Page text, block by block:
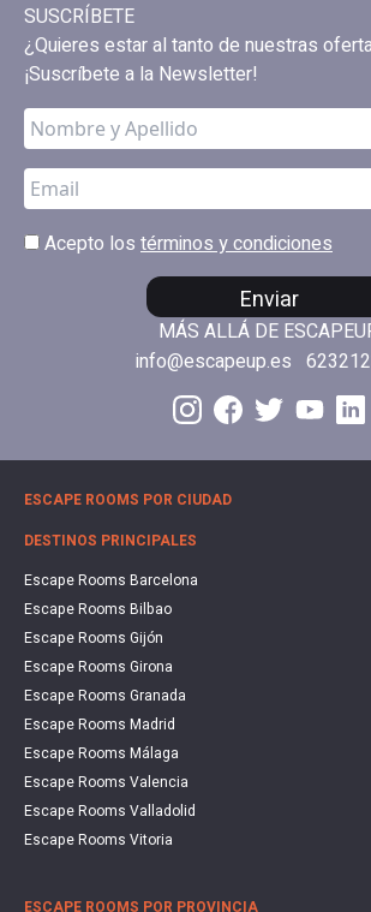
SUSCRÍBETE
¿Quieres estar al tanto de nuestras
¡Suscríbete a la Newsletter!
Acepto los términos y condiciones
Enviar
MÁS ALLÁ DE
info@escapeup.es
ESCAPE ROOMS POR CIUDAD
DESTINOS PRINCIPALES
Escape Rooms Barcelona
Escape Rooms Bilbao
Escape Rooms Gijón
Escape Rooms Girona
Escape Rooms Granada
Escape Rooms Madrid
Escape Rooms Málaga
Escape Rooms Valencia
Escape Rooms Valladolid
Escape Rooms Vitoria
ESCAPE ROOMS POR PROVINCIA